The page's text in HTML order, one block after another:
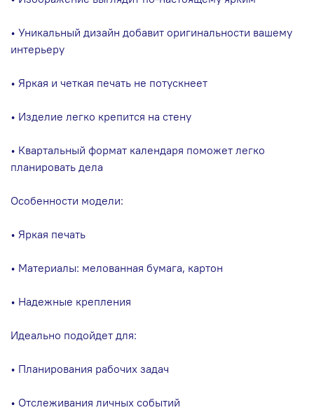
• Уникальный дизайн добавит оригинальности вашему
интерьеру
• Яркая и четкая печать не потускнеет
• Изделие легко крепится на стену
• Квартальный формат календаря поможет легко
планировать дела
Особенности модели:
• Яркая печать
• Материалы: мелованная бумага, картон
• Надежные крепления
Идеально подойдет для:
• Планирования рабочих задач
• Отслеживания личных событий